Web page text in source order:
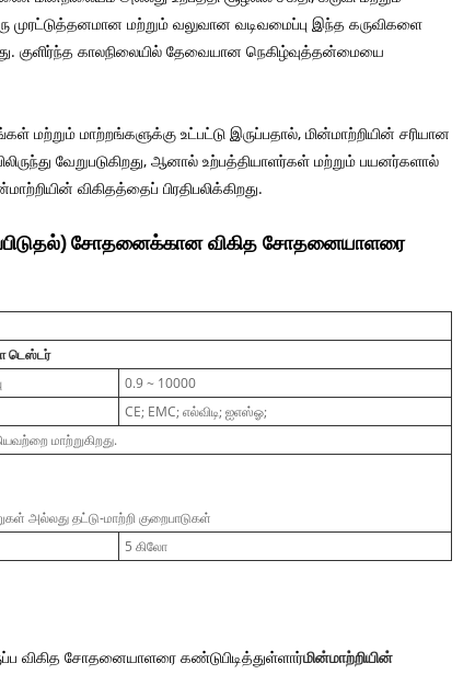
முரட்டுத்தனமான மற்றும் வலுவான வடிவமைப்பு இந்த கருவிகளை
குளிர்ந்த காலநிலையில் தேவையான நெகிழ்வுத்தன்மையை
மாற்றங்களுக்கு உட்பட்டு இருப்பதால், மின்மாற்றியின் சரியான
வேறுபடுகிறது, ஆனால் உற்பத்தியாளர்கள் மற்றும் பயனர்களால்
விகிதத்தைப் பிரதிபலிக்கிறது.
சோதனைக்கான விகித சோதனையாளரை
டெஸ்டர்
0.9 ~ 10000
CE; EMC; எல்விடி; ஐஎஸ்ஓ;
மாற்றுகிறது.
அல்லது தட்டு-மாற்றி குறைபாடுகள்
5 கிலோ
விகித சோதனையாளரை கண்டுபிடித்துள்ளார்மின்மாற்றியின்